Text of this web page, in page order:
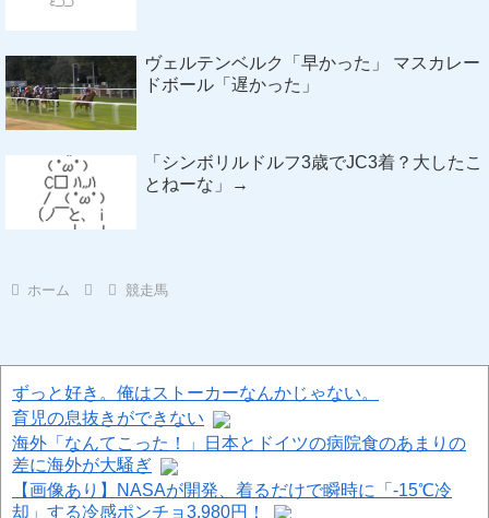
ヴェルテンベルク「早かった」 マスカレー
ドボール「遅かった」
「シンボリルドルフ3歳でJC3着？大したこ
とねーな」→
ホーム 競走馬
ずっと好き。俺はストーカーなんかじゃない。
育児の息抜きができない
海外「なんてこった！」日本とドイツの病院食のあまりの
差に海外が大騒ぎ
【画像あり】NASAが開発、着るだけで瞬時に「-15℃冷
却」する冷感ポンチョ3,980円！